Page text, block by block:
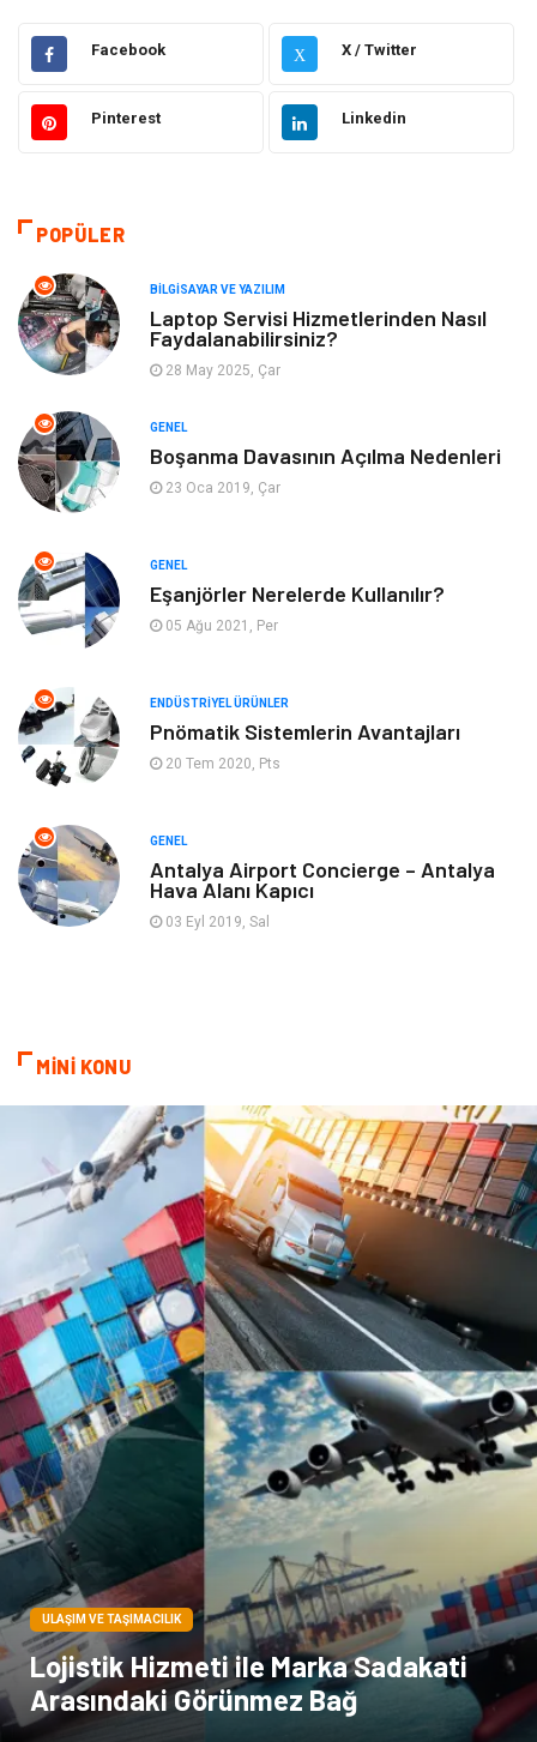
Elektrik Elektronik Ulaşım ve Taşımacılık
Gıda Eğitim & Kariyer
Hukuk
Giyim Turizm
Otomotiv Eğitim Kurumları
Yapı İnşaat
Emlak Maden ve Metal
Mobilya Hizmet
Endüstriyel Ürünler
Aksesuar Bahçe Ev
Ambalaj
Markalar
Telekomünikasyon Basın Yayın
Dernekler ve Birlikler
Kiralama Servisleri Alüminyum
Doğal Enerji Kaynakları İşitme
Hediyelik Eşya Veteriner
Pazarlama Moda
Facebook X X / Twitter
Pinterest Linkedin
POPÜLER
BILGISAYAR VE YAZILIM
Laptop Servisi Hizmetlerinden Nasıl
Faydalanabilirsiniz?
28 May 2025, Çar
GENEL
Boşanma Davasının Açılma Nedenleri
23 Oca 2019, Çar
GENEL
Eşanjörler Nerelerde Kullanılır?
05 Ağu 2021, Per
ENDÜSTRIYEL ÜRÜNLER
Pnömatik Sistemlerin Avantajları
20 Tem 2020, Pts
GENEL
Antalya Airport Concierge – Antalya
Hava Alanı Kapıcı
03 Eyl 2019, Sal
MİNİ KONU
ULAŞIM VE TAŞIMACILIK
Lojistik Hizmeti ile Marka Sadakati
Arasındaki Görünmez Bağ